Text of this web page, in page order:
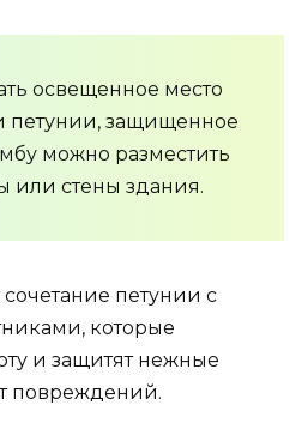
освещенное место
петунии, защищенное
можно разместить
или стены здания.
петунии с
которые
и защитят нежные
повреждений.